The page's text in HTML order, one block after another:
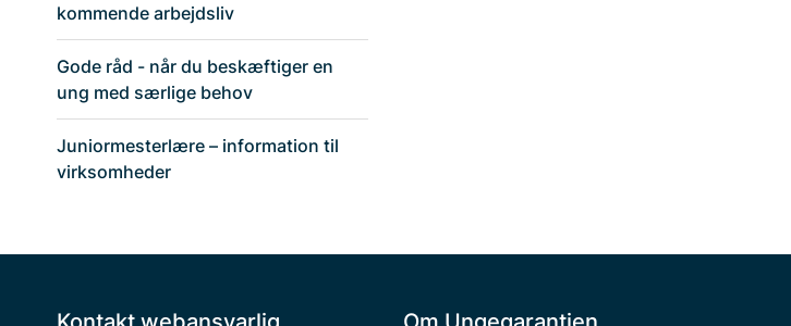
kommende arbejdsliv
Gode råd - når du beskæftiger en
ung med særlige behov
Juniormesterlære – information til
virksomheder